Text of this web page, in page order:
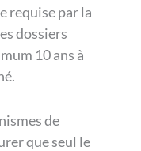
requise par la
dossiers
10 ans à
de
que seul le